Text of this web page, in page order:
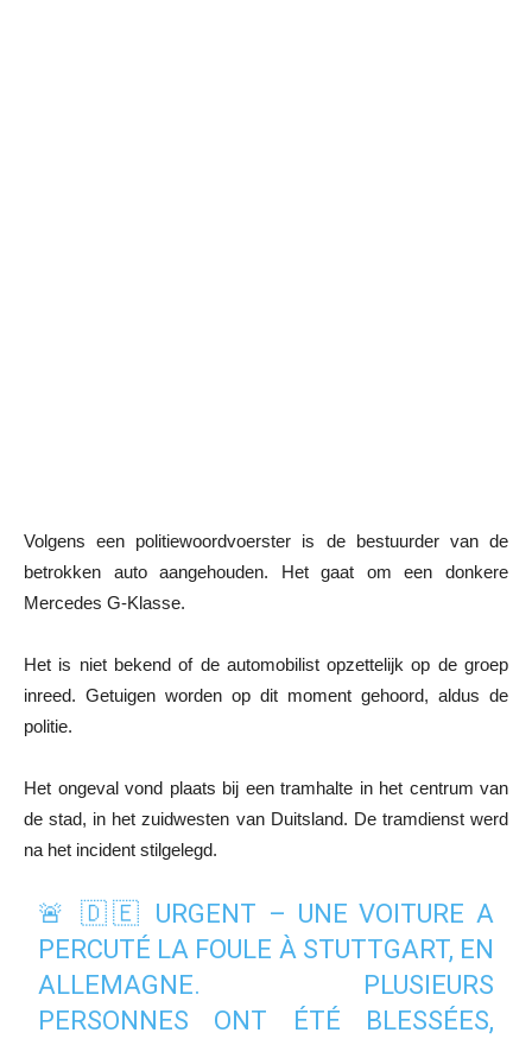
Volgens een politiewoordvoerster is de bestuurder van de
betrokken auto aangehouden. Het gaat om een donkere
Mercedes G-Klasse.
Het is niet bekend of de automobilist opzettelijk op de groep
inreed. Getuigen worden op dit moment gehoord, aldus de
politie.
Het ongeval vond plaats bij een tramhalte in het centrum van
de stad, in het zuidwesten van Duitsland. De tramdienst werd
na het incident stilgelegd.
🚨 🇩🇪 URGENT – UNE VOITURE A
PERCUTÉ LA FOULE À STUTTGART, EN
ALLEMAGNE. PLUSIEURS
PERSONNES ONT ÉTÉ BLESSÉES,